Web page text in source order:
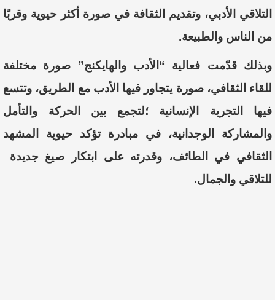
التلاقي الأدبي، وتقديم الثقافة في صورة أكثر حيوية وقربًا
من الناس والطبيعة.
وبذلك قدّمت فعالية “الأدب والهايكنج” صورة مختلفة
للقاء الثقافي، صورة يتجاور فيها الأدب مع الطريق، وتتسع
فيها التجربة الإنسانية ؛لتجمع بين الحركة والتأمل
والمشاركة الوجدانية، في مبادرة تؤكد حيوية المشهد
الثقافي في الطائف، وقدرته على ابتكار صيغ جديدة
للتلاقي والجمال.